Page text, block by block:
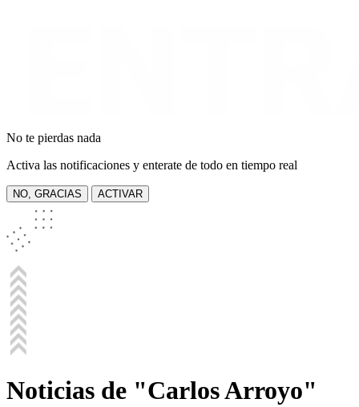
No te pierdas nada
Activa las notificaciones y enterate de todo en tiempo real
NO, GRACIAS ACTIVAR
Noticias de "Carlos Arroyo"